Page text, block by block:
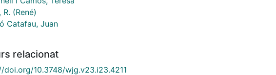
R. (René)
Catafau, Juan
relacionat
doi.org/10.3748/wjg.v23.i23.4211